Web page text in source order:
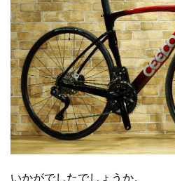
いかがでしたでしょうか。